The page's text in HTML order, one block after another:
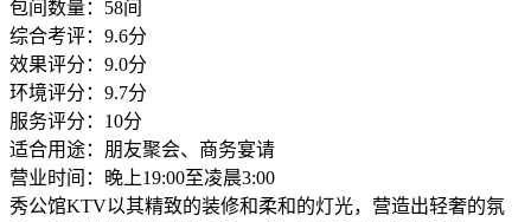
包间数量：58间
综合考评：9.6分
效果评分：9.0分
环境评分：9.7分
服务评分：10分
适合用途：朋友聚会、商务宴请
营业时间：晚上19:00至凌晨3:00
秀公馆KTV以其精致的装修和柔和的灯光，营造出轻奢的氛